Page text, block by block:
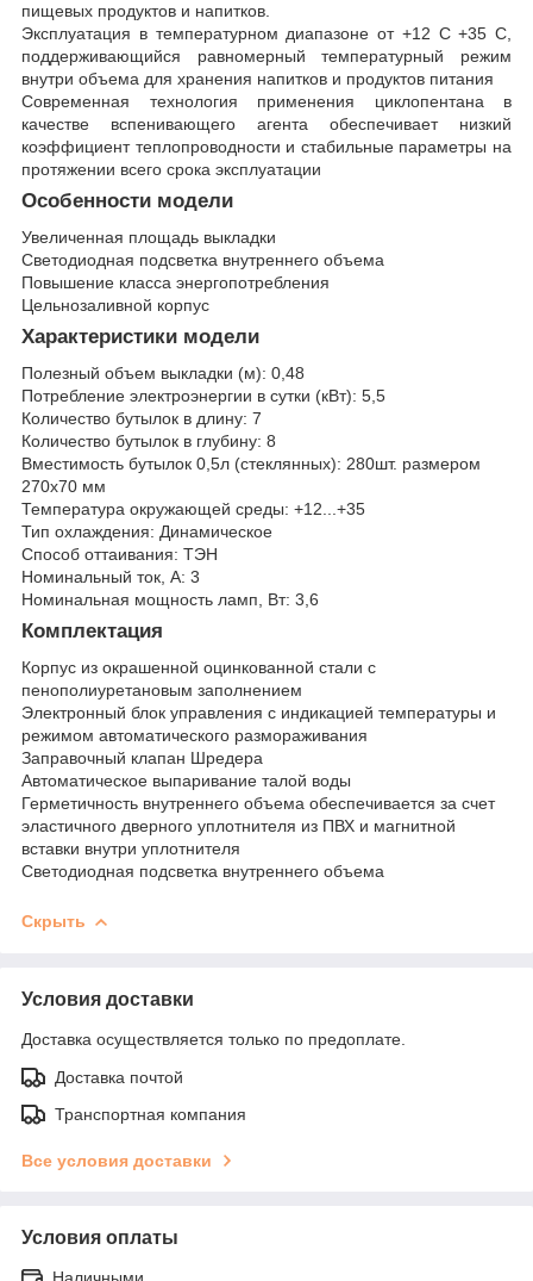
пищевых продуктов и напитков.
Эксплуатация в температурном диапазоне от +12 С +35 С,
поддерживающийся равномерный температурный режим
внутри объема для хранения напитков и продуктов питания
Современная технология применения циклопентана в
качестве вспенивающего агента обеспечивает низкий
коэффициент теплопроводности и стабильные параметры на
протяжении всего срока эксплуатации
Особенности модели
Увеличенная площадь выкладки
Светодиодная подсветка внутреннего объема
Повышение класса энергопотребления
Цельнозаливной корпус
Характеристики модели
Полезный объем выкладки (м): 0,48
Потребление электроэнергии в сутки (кВт): 5,5
Количество бутылок в длину: 7
Количество бутылок в глубину: 8
Вместимость бутылок 0,5л (стеклянных): 280шт. размером
270х70 мм
Температура окружающей среды: +12...+35
Тип охлаждения: Динамическое
Способ оттаивания: ТЭН
Номинальный ток, A: 3
Номинальная мощность ламп, Вт: 3,6
Комплектация
Корпус из окрашенной оцинкованной стали с
пенополиуретановым заполнением
Электронный блок управления с индикацией температуры и
режимом автоматического размораживания
Заправочный клапан Шредера
Автоматическое выпаривание талой воды
Герметичность внутреннего объема обеспечивается за счет
эластичного дверного уплотнителя из ПВХ и магнитной
вставки внутри уплотнителя
Светодиодная подсветка внутреннего объема
Скрыть
Условия доставки
Доставка осуществляется только по предоплате.
Доставка почтой
Транспортная компания
Все условия доставки
Условия оплаты
Наличными